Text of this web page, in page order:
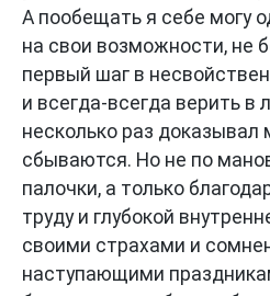
А пообещать я себе могу
на свои возможности, не
первый шаг в
и всегда-всегда верить в
несколько раз доказывал
сбываются. Но не по
палочки, а только
труду и глубокой
своими страхами и
наступающими